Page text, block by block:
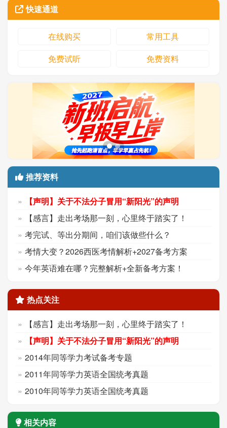
快速通道
在线购买
常用工具
免费试听
免费资料
推荐资料
【声明】关于不法分子冒用“新阳光”的声明
【感言】走出考场那一刻，心里终于踏实了！
考完试、等出分期间，咱们该做些什么？
考情大变？2026西医考情解析+2027备考方案
今年英语难在哪？完整解析+全新备考方案！
热点关注
【感言】走出考场那一刻，心里终于踏实了！
【声明】关于不法分子冒用“新阳光”的声明
2014年同等学力考试备考专题
2011年同等学力英语全国统考真题
2010年同等学力英语全国统考真题
相关内容